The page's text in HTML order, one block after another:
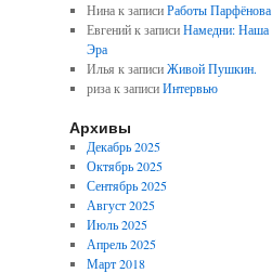
Нинак записиРаботы Парфёнова
Евгенийк записиНамедни: Наша
Эра
Илья к записиЖивой Пушкин.
ризак записиИнтервью
Архивы
Декабрь 2025
Октябрь 2025
Сентябрь 2025
Август 2025
Июль 2025
Апрель 2025
Март 2018